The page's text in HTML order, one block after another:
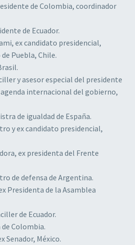
de Colombia, coordinador
de Ecuador.
ex candidato presidencial,
Puebla, Chile.
y asesor especial del presidente
internacional del gobierno,
de igualdad de España.
y ex candidato presidencial,
ex presidenta del Frente
de defensa de Argentina.
Presidenta de la Asamblea
de Ecuador.
Colombia.
Senador, México.